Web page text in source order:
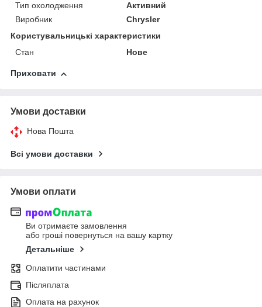
Тип охолодження
Активний
Виробник
Chrysler
Користувальницькі характеристики
Стан
Нове
Приховати
Умови доставки
Нова Пошта
Всі умови доставки
Умови оплати
Ви отримаєте замовлення
або гроші повернуться на вашу картку
Детальніше
Оплатити частинами
Післяплата
Оплата на рахунок